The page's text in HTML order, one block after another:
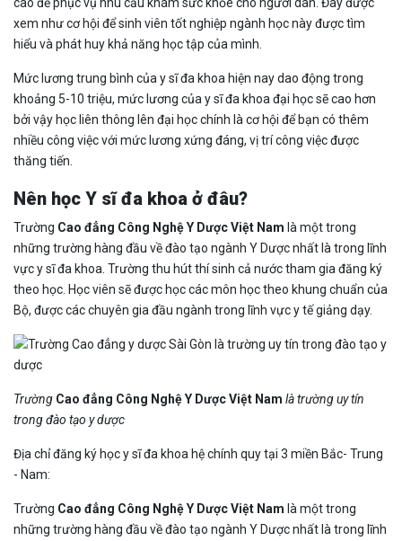
xem như cơ hội để sinh viên tốt nghiệp ngành học này được tìm
hiểu và phát huy khả năng học tập của mình.
Mức lương trung bình của y sĩ đa khoa hiện nay dao động trong
khoảng 5-10 triệu, mức lương của y sĩ đa khoa đại học sẽ cao hơn
bởi vậy học liên thông lên đại học chính là cơ hội để bạn có thêm
nhiều công việc với mức lương xứng đáng, vị trí công việc được
thăng tiến.
Nên học Y sĩ đa khoa ở đâu?
Trường Cao đẳng Công Nghệ Y Dược Việt Nam là một trong
những trường hàng đầu về đào tạo ngành Y Dược nhất là trong lĩnh
vực y sĩ đa khoa. Trường thu hút thí sinh cả nước tham gia đăng ký
theo học. Học viên sẽ được học các môn học theo khung chuẩn của
Bộ, được các chuyên gia đầu ngành trong lĩnh vực y tế giảng dạy.
Trường Cao đẳng Công Nghệ Y Dược Việt Nam là trường uy tín
trong đào tạo y dược
Địa chỉ đăng ký học y sĩ đa khoa hệ chính quy tại 3 miền Bắc- Trung
- Nam:
Trường Cao đẳng Công Nghệ Y Dược Việt Nam là một trong
những trường hàng đầu về đào tạo ngành Y Dược nhất là trong lĩnh